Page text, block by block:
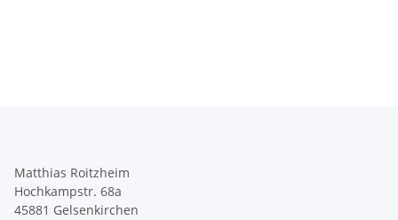
Matthias Roitzheim
Hochkampstr. 68a
45881 Gelsenkirchen